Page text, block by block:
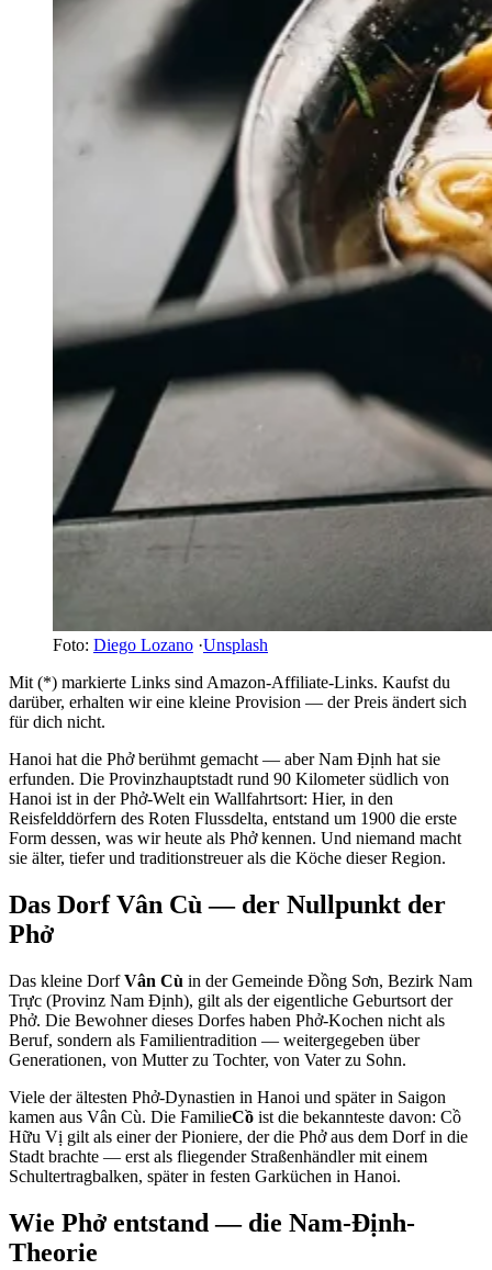
Foto: Diego Lozano ·Unsplash
Mit (*) markierte Links sind Amazon-Affiliate-Links. Kaufst du
darüber, erhalten wir eine kleine Provision — der Preis ändert sich
für dich nicht.
Hanoi hat die Phở berühmt gemacht — aber Nam Định hat sie
erfunden. Die Provinzhauptstadt rund 90 Kilometer südlich von
Hanoi ist in der Phở-Welt ein Wallfahrtsort: Hier, in den
Reisfelddörfern des Roten Flussdelta, entstand um 1900 die erste
Form dessen, was wir heute als Phở kennen. Und niemand macht
sie älter, tiefer und traditionstreuer als die Köche dieser Region.
Das Dorf Vân Cù — der Nullpunkt der
Phở
Das kleine DorfVân Cù in der Gemeinde Đồng Sơn, Bezirk Nam
Trực (Provinz Nam Định), gilt als der eigentliche Geburtsort der
Phở. Die Bewohner dieses Dorfes haben Phở-Kochen nicht als
Beruf, sondern als Familientradition — weitergegeben über
Generationen, von Mutter zu Tochter, von Vater zu Sohn.
Viele der ältesten Phở-Dynastien in Hanoi und später in Saigon
kamen aus Vân Cù. Die FamilieCồ ist die bekannteste davon: Cồ
Hữu Vị gilt als einer der Pioniere, der die Phở aus dem Dorf in die
Stadt brachte — erst als fliegender Straßenhändler mit einem
Schultertragbalken, später in festen Garküchen in Hanoi.
Wie Phở entstand — die Nam-Định-
Theorie